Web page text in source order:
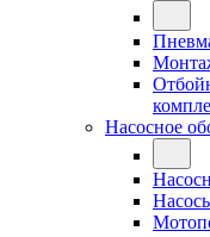
Насосное